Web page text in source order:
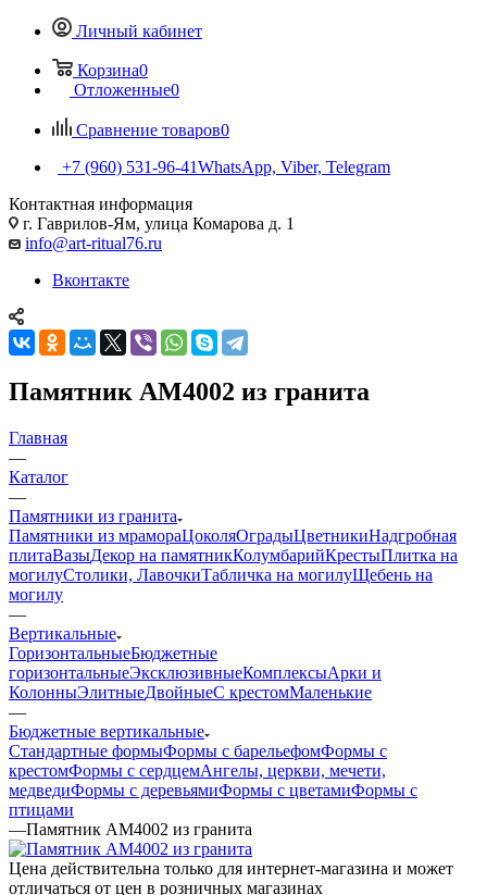
Личный кабинет
Корзина0
Отложенные0
Сравнение товаров0
+7 (960) 531-96-41WhatsApp, Viber, Telegram
Контактная информация
г. Гаврилов-Ям, улица Комарова д. 1
info@art-ritual76.ru
Вконтакте
Памятник AM4002 из гранита
Главная
—
Каталог
—
Памятники из гранита
Памятники из мрамораЦоколяОградыЦветникиНадгробная
плитаВазыДекор на памятникКолумбарийКрестыПлитка на
могилуСтолики, ЛавочкиТабличка на могилуЩебень на
могилу
—
Вертикальные
ГоризонтальныеБюджетные
горизонтальныеЭксклюзивныеКомплексыАрки и
КолонныЭлитныеДвойныеС крестомМаленькие
—
Бюджетные вертикальные
Стандартные формыФормы с барельефомФормы с
крестомФормы с сердцемАнгелы, церкви, мечети,
медведиФормы с деревьямиФормы с цветамиФормы с
птицами
—Памятник AM4002 из гранита
Цена действительна только для интернет-магазина и может
отличаться от цен в розничных магазинах